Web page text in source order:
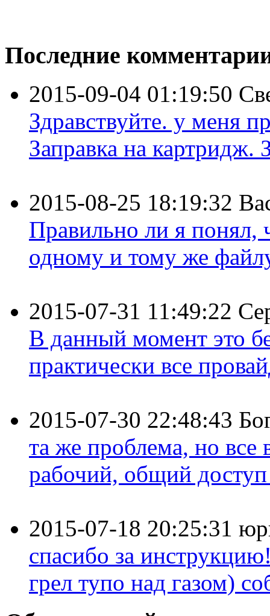
Последние
2015-09-04 01:19:50
Здравствуйте. у меня
Заправка на картридж.
2015-08-25 18:19:32
Правильно ли я понял,
одному и тому же
2015-07-31 11:49:22
В данный момент это
практически все
2015-07-30 22:48:43
та же проблема, но все
рабочий, общий доступ
2015-07-18 20:25:31
спасибо за
грел тупо над газом)